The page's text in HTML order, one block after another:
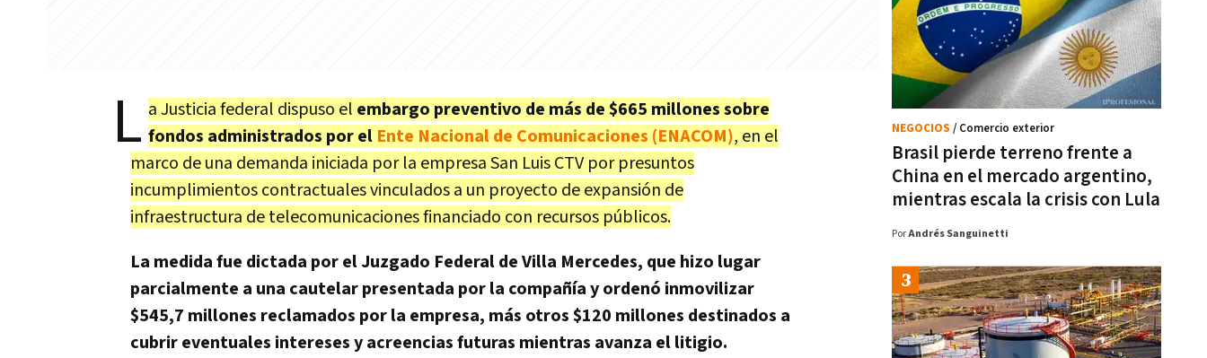
L a Justicia federal dispuso el embargo preventivo de más de $665 millones sobre
fondos administrados por el Ente Nacional de Comunicaciones (ENACOM), en el
marco de una demanda iniciada por la empresa San Luis CTV por presuntos
incumplimientos contractuales vinculados a un proyecto de expansión de
infraestructura de telecomunicaciones financiado con recursos públicos.
La medida fue dictada por el Juzgado Federal de Villa Mercedes, que hizo lugar
parcialmente a una cautelar presentada por la compañía y ordenó inmovilizar
$545,7 millones reclamados por la empresa, más otros $120 millones destinados a
cubrir eventuales intereses y acreencias futuras mientras avanza el litigio.
Brasil pierde terreno frente a
China en el mercado argentino,
mientras escala la crisis con Lula
NEGOCIOS / Comercio exterior
PorAndrés Sanguinetti